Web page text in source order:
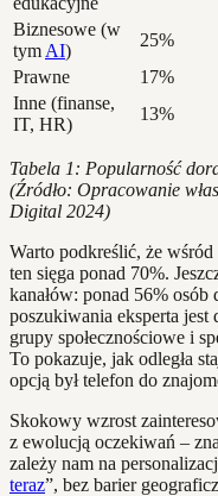
Biznesowe (w
tym AI)
25%
Prawne
17%
Inne (finanse,
IT, HR)
13%
Tabela 1: Popularność
(Źródło: Opracowanie
Digital 2024)
Warto podkreślić, że wśród
ten sięga ponad 70%.
kanałów: ponad 56%
poszukiwania eksperta jest
grupy społecznościowe i
To pokazuje, jak odległa
opcją był telefon do
Skokowy wzrost
z ewolucją oczekiwań –
zależy nam na
teraz”, bez barier